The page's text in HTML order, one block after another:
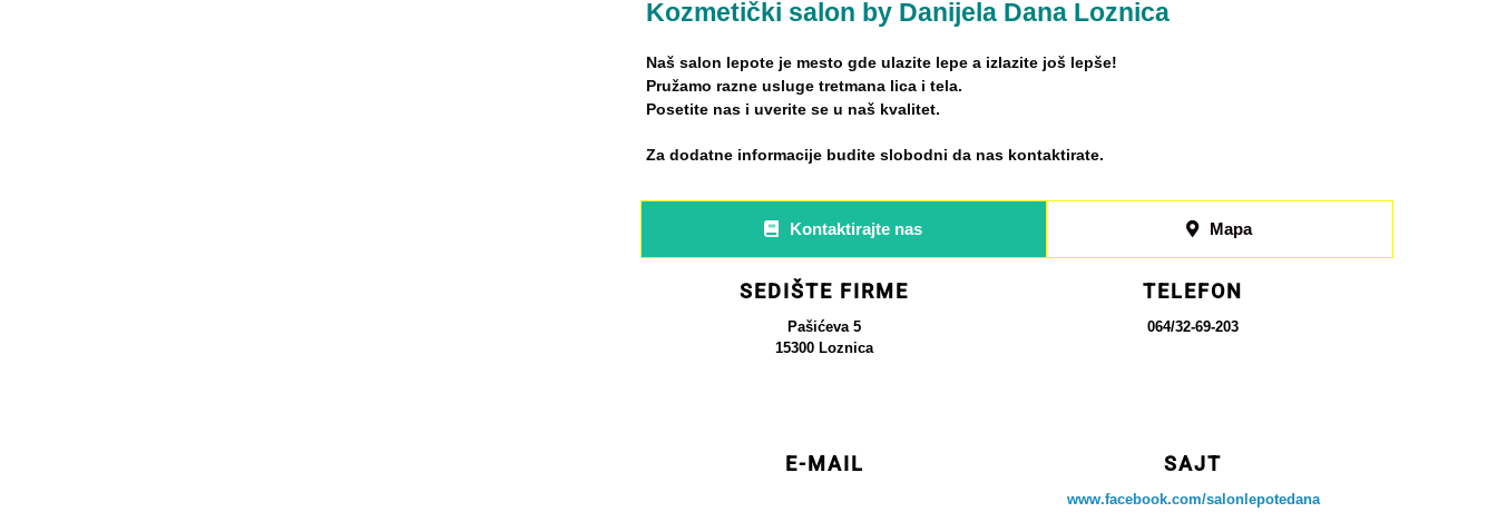
Kozmetički salon by Danijela Dana Loznica
Naš salon lepote je mesto gde ulazite lepe a izlazite još lepše!
Pružamo razne usluge tretmana lica i tela.
Posetite nas i uverite se u naš kvalitet.
Za dodatne informacije budite slobodni da nas kontaktirate.
Kontaktirajte nas Mapa
SEDIŠTE FIRME
Pašićeva 5
15300 Loznica
TELEFON
064/32-69-203
E-MAIL SAJT
www.facebook.com/salonlepotedana